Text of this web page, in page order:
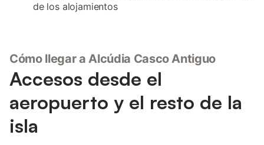
de los alojamientos
Cómo llegar a Alcúdia Casco Antiguo
Accesos desde el
aeropuerto y el resto de la
isla